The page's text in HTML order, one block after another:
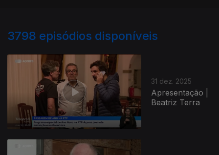
3798 episódios disponíveis
31 dez. 2025
Apresentação |
Beatriz Terra